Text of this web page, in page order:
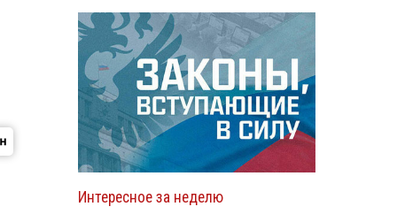
Интересное за неделю